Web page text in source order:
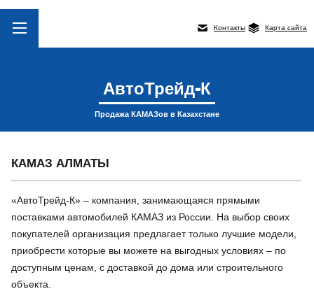
Контакты Карта сайта
АвтоТрейд-К
Продажа КАМАЗов в Казахстане
КАМАЗ АЛМАТЫ
«АвтоТрейд-К» – компания, занимающаяся прямыми
поставками автомобилей КАМАЗ из России. На выбор своих
покупателей организация предлагает только лучшие модели,
приобрести которые вы можете на выгодных условиях – по
доступным ценам, с доставкой до дома или строительного
объекта.